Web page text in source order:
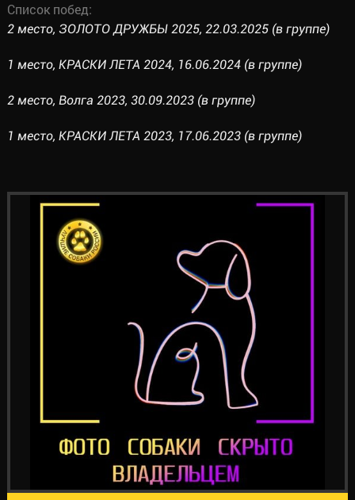
Список побед:
2 место, ЗОЛОТО ДРУЖБЫ 2025, 22.03.2025 (в группе)
1 место, КРАСКИ ЛЕТА 2024, 16.06.2024 (в группе)
2 место, Волга 2023, 30.09.2023 (в группе)
1 место, КРАСКИ ЛЕТА 2023, 17.06.2023 (в группе)